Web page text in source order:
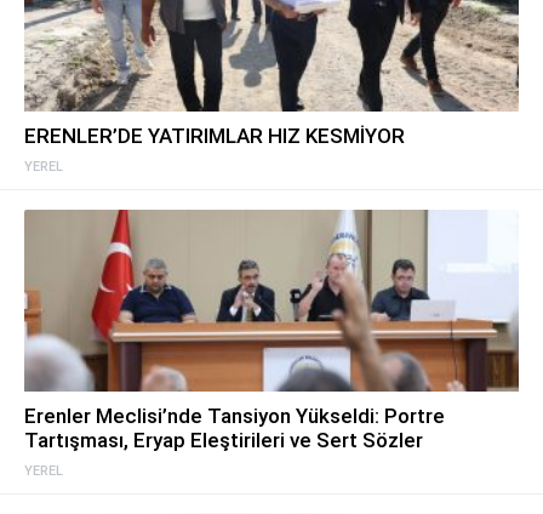
YEREL
ERENLER’DE YATIRIMLAR HIZ KESMİYOR
YEREL
Erenler Meclisi’nde Tansiyon Yükseldi: Portre
Tartışması, Eryap Eleştirileri ve Sert Sözler